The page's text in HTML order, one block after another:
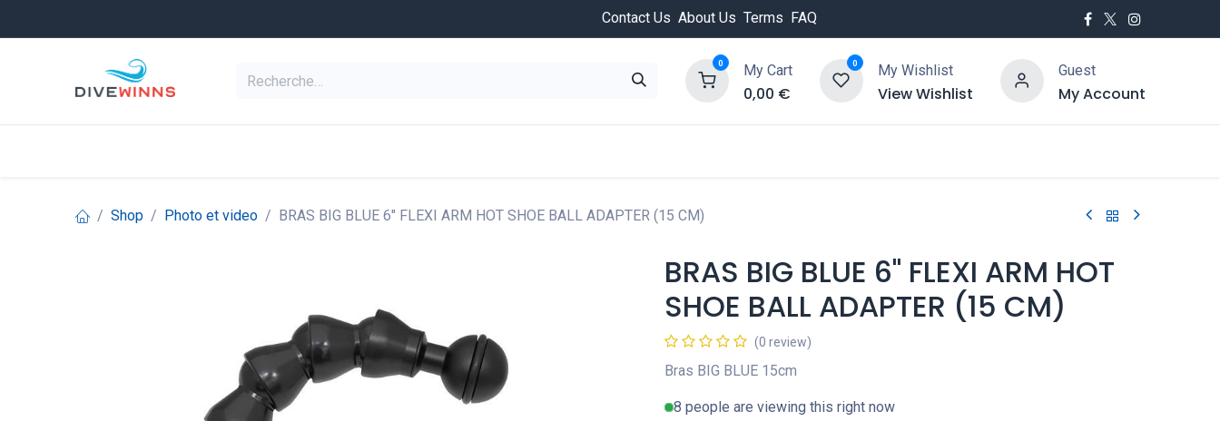
Contact Us About Us Terms FAQ
0 My Cart
0,00 €
0 My Wishlist
View Wishlist
Guest
My Account
HOT
Shop Photo et video BRAS BIG BLUE 6" FLEXI ARM HOT SHOE BALL ADAPTER (15 CM)
BRAS BIG BLUE 6" FLEXI ARM HOT
SHOE BALL ADAPTER (15 CM)
(0 review)
Bras BIG BLUE 15cm
8 people are viewing this right now